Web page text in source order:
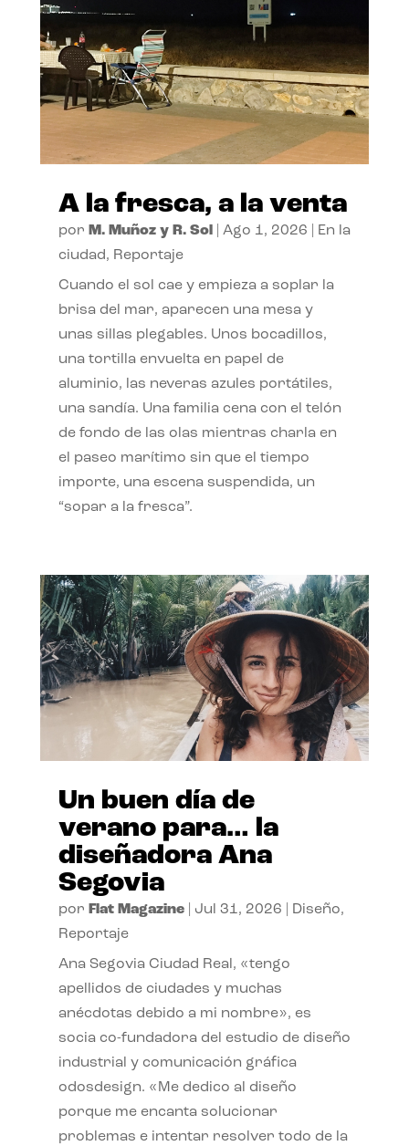
A la fresca, a la venta
por M. Muñoz y R. Sol| Ago 1, 2026
En la
ciudad, Reportaje
Cuando el sol cae y empieza a soplar la
brisa del mar, aparecen una mesa y
unas sillas plegables. Unos bocadillos,
una tortilla envuelta en papel de
aluminio, las neveras azules portátiles,
una sandía. Una familia cena con el telón
de fondo de las olas mientras charla en
el paseo marítimo sin que el tiempo
importe, una escena suspendida, un
“sopar a la fresca”.
Un buen día de
verano para… la
diseñadora Ana
Segovia
por Flat Magazine| Jul 31, 2026 Diseño,
Reportaje
Ana Segovia Ciudad Real, «tengo
apellidos de ciudades y muchas
anécdotas debido a mi nombre», es
socia co-fundadora del estudio de diseño
industrial y comunicación gráfica
odosdesign. «Me dedico al diseño
porque me encanta solucionar
problemas e intentar resolver todo de la